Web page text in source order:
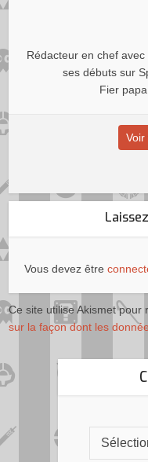
Rédacteur en chef
ses débuts sur
Fier
Voir
Vous devez être
Ce site utilise Akismet pour
sur la façon dont les